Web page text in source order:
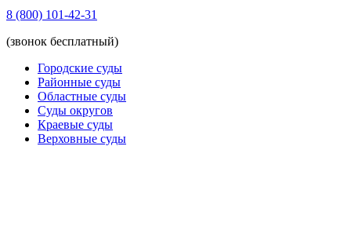
8 (800) 101-42-31
(звонок бесплатный)
Городские суды
Районные суды
Областные суды
Суды округов
Краевые суды
Верховные суды